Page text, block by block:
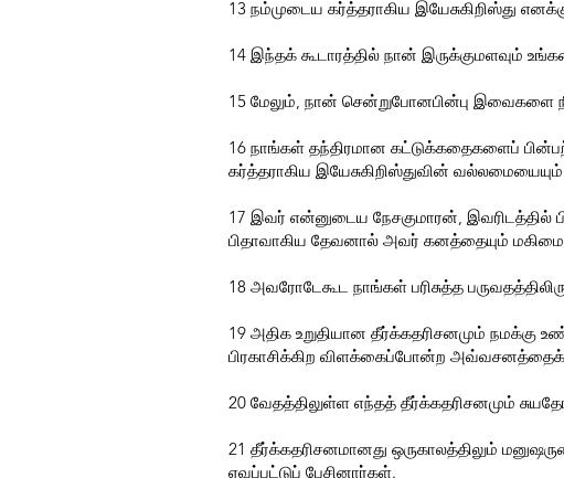
13 நம்முடைய கர்த்தராகிய இயேசுகிறிஸ்து
14 இந்தக் கூடாரத்தில் நான் இருக்குமளவும்
15 மேலும், நான் சென்றுபோனபின்பு இவைகளை
16 நாங்கள் தந்திரமான கட்டுக்கதைகளைப்
கர்த்தராகிய இயேசுகிறிஸ்துவின்
17 இவர் என்னுடைய நேசகுமாரன், இவரிடத்தில்
பிதாவாகிய தேவனால் அவர் கனத்தையும்
18 அவரோடேகூட நாங்கள் பரிசுத்த
19 அதிக உறுதியான தீர்க்கதரிசனமும் நமக்கு
பிரகாசிக்கிற விளக்கைப்போன்ற அவ்வசனத்தைக்
20 வேதத்திலுள்ள எந்தத் தீர்க்கதரிசனமும்
21 தீர்க்கதரிசனமானது ஒருகாலத்திலும்
ஏவப்பட்டுப் பேசினார்கள்.